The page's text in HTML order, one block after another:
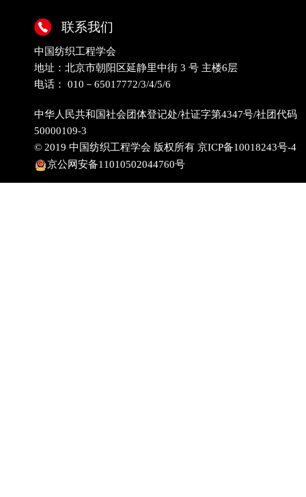
联系我们
中国纺织工程学会
地址：北京市朝阳区延静里中街 3 号 主楼6层
电话： 010－65017772/3/4/5/6
中华人民共和国社会团体登记处/社证字第4347号/社团代码
50000109-3
© 2019 中国纺织工程学会 版权所有 京ICP备10018243号-4
京公网安备11010502044760号